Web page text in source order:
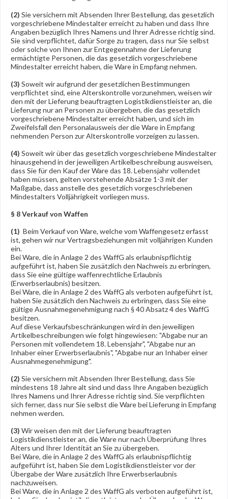
(2) Sie versichern mit Absenden Ihrer Bestellung, das gesetzlich
vorgeschriebene Mindestalter erreicht zu haben und dass Ihre
Angaben bezüglich Ihres Namens und Ihrer Adresse richtig sind.
Sie sind verpflichtet, dafür Sorge zu tragen, dass nur Sie selbst
oder solche von Ihnen zur Entgegennahme der Lieferung
ermächtigte Personen, die das gesetzlich vorgeschriebene
Mindestalter erreicht haben, die Ware in Empfang nehmen.
(3) Soweit wir aufgrund der gesetzlichen Bestimmungen
verpflichtet sind, eine Alterskontrolle vorzunehmen, weisen wir
den mit der Lieferung beauftragten Logistikdienstleister an, die
Lieferung nur an Personen zu übergeben, die das gesetzlich
vorgeschriebene Mindestalter erreicht haben, und sich im
Zweifelsfall den Personalausweis der die Ware in Empfang
nehmenden Person zur Alterskontrolle vorzeigen zu lassen.
(4) Soweit wir über das gesetzlich vorgeschriebene Mindestalter
hinausgehend in der jeweiligen Artikelbeschreibung ausweisen,
dass Sie für den Kauf der Ware das 18. Lebensjahr vollendet
haben müssen, gelten vorstehende Absätze 1-3 mit der
Maßgabe, dass anstelle des gesetzlich vorgeschriebenen
Mindestalters Volljährigkeit vorliegen muss.
§ 8 Verkauf von Waffen
(1) Beim Verkauf von Ware, welche vom Waffengesetz erfasst
ist, gehen wir nur Vertragsbeziehungen mit volljährigen Kunden
ein.
Bei Ware, die in Anlage 2 des WaffG als erlaubnispflichtig
aufgeführt ist, haben Sie zusätzlich den Nachweis zu erbringen,
dass Sie eine gültige waffenrechtliche Erlaubnis
(Erwerbserlaubnis) besitzen.
Bei Ware, die in Anlage 2 des WaffG als verboten aufgeführt ist,
haben Sie zusätzlich den Nachweis zu erbringen, dass Sie eine
gültige Ausnahmegenehmigung nach § 40 Absatz 4 des WaffG
besitzen.
Auf diese Verkaufsbeschränkungen wird in den jeweiligen
Artikelbeschreibungen wie folgt hingewiesen: "Abgabe nur an
Personen mit vollendetem 18. Lebensjahr", "Abgabe nur an
Inhaber einer Erwerbserlaubnis", "Abgabe nur an Inhaber einer
Ausnahmegenehmigung".
(2) Sie versichern mit Absenden Ihrer Bestellung, dass Sie
mindestens 18 Jahre alt sind und dass Ihre Angaben bezüglich
Ihres Namens und Ihrer Adresse richtig sind. Sie verpflichten
sich ferner, dass nur Sie selbst die Ware bei Lieferung in Empfang
nehmen werden.
(3) Wir weisen den mit der Lieferung beauftragten
Logistikdienstleister an, die Ware nur nach Überprüfung Ihres
Alters und Ihrer Identität an Sie zu übergeben.
Bei Ware, die in Anlage 2 des WaffG als erlaubnispflichtig
aufgeführt ist, haben Sie dem Logistikdienstleister vor der
Übergabe der Ware zusätzlich Ihre Erwerbserlaubnis
nachzuweisen.
Bei Ware, die in Anlage 2 des WaffG als verboten aufgeführt ist,